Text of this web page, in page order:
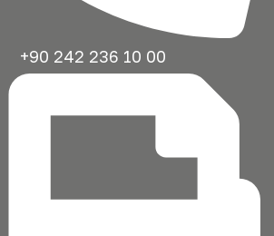
+90 242 236 10 00